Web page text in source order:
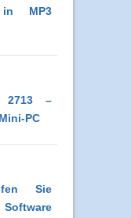
MP3
2713 –
PC
Sie